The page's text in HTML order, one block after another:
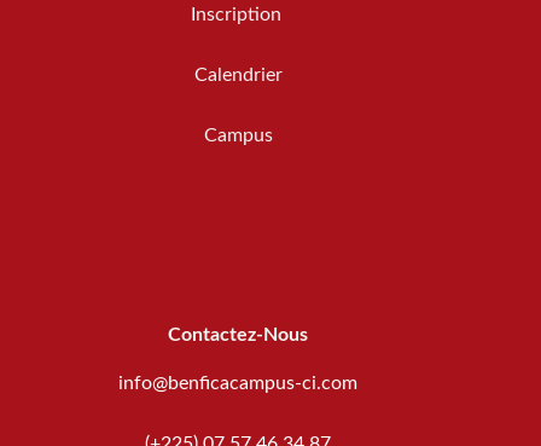
Inscription
Calendrier
Campus
Contactez-Nous
info@benficacampus-ci.com